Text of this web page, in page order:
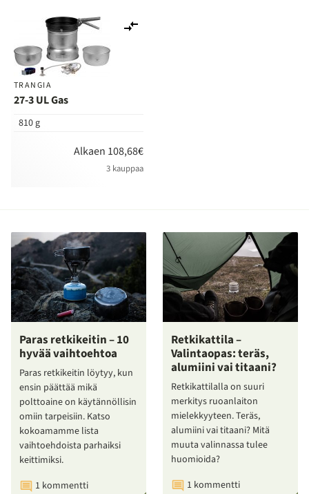
TRANGIA
27-3 UL Gas
810 g
Alkaen 108,68€
3 kauppaa
Paras retkikeitin – 10
hyvää vaihtoehtoa
Paras retkikeitin löytyy, kun
ensin päättää mikä
polttoaine on käytännöllisin
omiin tarpeisiin. Katso
kokoamamme lista
vaihtoehdoista parhaiksi
keittimiksi.
1 kommentti
Retkikattila –
Valintaopas: teräs,
alumiini vai titaani?
Retkikattilalla on suuri
merkitys ruoanlaiton
mielekkyyteen. Teräs,
alumiini vai titaani? Mitä
muuta valinnassa tulee
huomioida?
1 kommentti